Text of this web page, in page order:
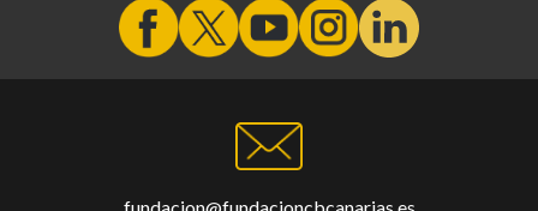
fundacion@fundacioncbcanarias.es